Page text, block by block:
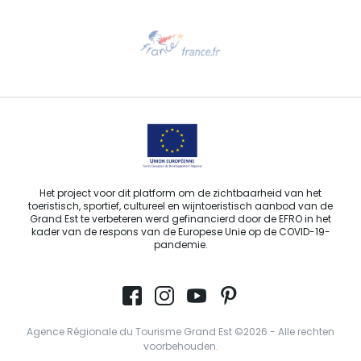
Stuur ons een e-mail
Het project voor dit platform om de zichtbaarheid van het
toeristisch, sportief, cultureel en wijntoeristisch aanbod van de
Grand Est te verbeteren werd gefinancierd door de EFRO in het
kader van de respons van de Europese Unie op de COVID-19-
pandemie.
Agence Régionale du Tourisme Grand Est ©2026 - Alle rechten
voorbehouden.